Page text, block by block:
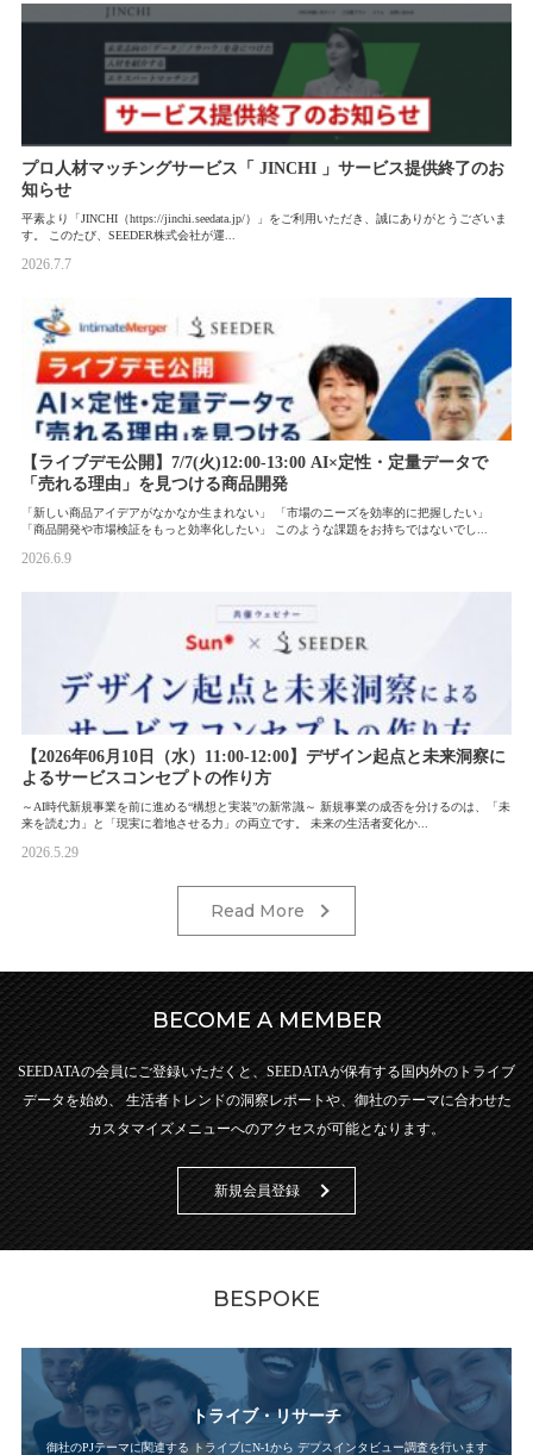
プロ人材マッチングサービス「 JINCHI 」サービス提供終了のお
知らせ
平素より「JINCHI（https://jinchi.seedata.jp/）」をご利用いただき、誠にありがとうございま
す。 このたび、SEEDER株式会社が運...
2026.7.7
【ライブデモ公開】7/7(火)12:00-13:00 AI×定性・定量データで
「売れる理由」を見つける商品開発
「新しい商品アイデアがなかなか生まれない」 「市場のニーズを効率的に把握したい」
「商品開発や市場検証をもっと効率化したい」 このような課題をお持ちではないでし...
2026.6.9
【2026年06月10日（水）11:00-12:00】デザイン起点と未来洞察に
よるサービスコンセプトの作り方
～AI時代新規事業を前に進める“構想と実装”の新常識​​～ 新規事業の成否を分けるのは、「未
来を読む力」と「現実に着地させる力」の両立です。 未来の生活者変化か...
2026.5.29
Read More
BECOME A MEMBER
SEEDATAの会員にご登録いただくと、SEEDATAが保有する国内外のトライブ
データを始め、生活者トレンドの洞察レポートや、御社のテーマに合わせた
カスタマイズメニューへのアクセスが可能となります。
新規会員登録
BESPOKE
トライブ・リサーチ
御社のPJテーマに関連する トライブにN-1から デプスインタビュー調査を行います